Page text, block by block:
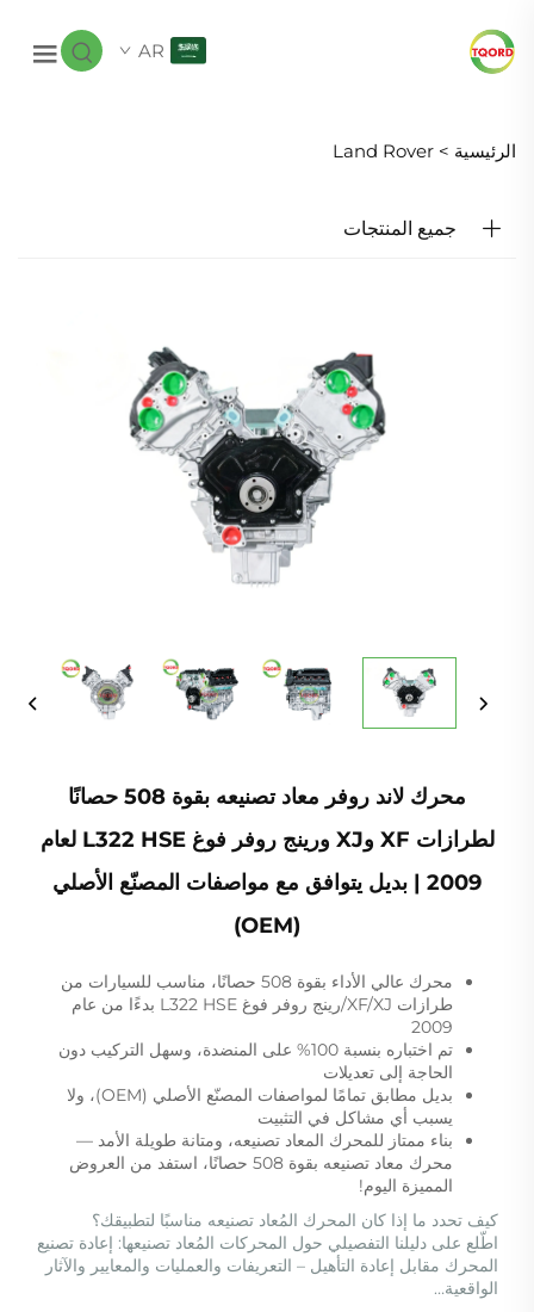
AR
الرئيسية > Land Rover
جميع المنتجات
محرك لاند روفر معاد تصنيعه بقوة 508 حصانًا
لطرازات XF وXJ ورينج روفر فوغ L322 HSE لعام
2009 | بديل يتوافق مع مواصفات المصنّع الأصلي
(OEM)
محرك عالي الأداء بقوة 508 حصانًا، مناسب للسيارات من
طرازات XF/XJ/رينج روفر فوغ L322 HSE بدءًا من عام
2009
تم اختباره بنسبة 100% على المنضدة، وسهل التركيب دون
الحاجة إلى تعديلات
بديل مطابق تمامًا لمواصفات المصنّع الأصلي (OEM)، ولا
يسبب أي مشاكل في التثبيت
بناء ممتاز للمحرك المعاد تصنيعه، ومتانة طويلة الأمد —
محرك معاد تصنيعه بقوة 508 حصانًا، استفد من العروض
المميزة اليوم!
كيف تحدد ما إذا كان المحرك المُعاد تصنيعه مناسبًا لتطبيقك؟
اطّلع على دليلنا التفصيلي حول المحركات المُعاد تصنيعها: إعادة تصنيع
المحرك مقابل إعادة التأهيل – التعريفات والعمليات والمعايير والآثار
الواقعية…